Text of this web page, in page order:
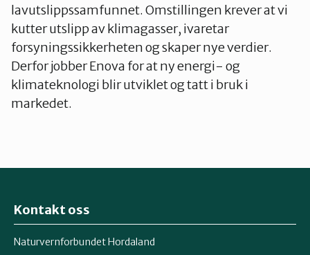
lavutslippssamfunnet. Omstillingen krever at vi
kutter utslipp av klimagasser, ivaretar
forsyningssikkerheten og skaper nye verdier.
Derfor jobber Enova for at ny energi- og
klimateknologi blir utviklet og tatt i bruk i
markedet.
Kontakt oss
Naturvernforbundet Hordaland